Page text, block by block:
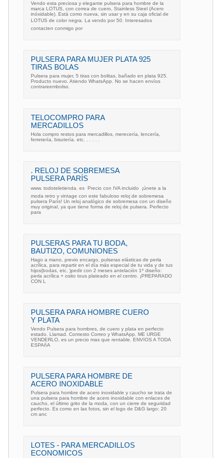
Vendo esta preciosa y elegante pulsera para hombre de la
marca LOTUS, con correa de cuero, Stainless Steel (Acero
inóxidable). Está como nueva, sin usar y en su caja oficial de
LOTUS de color negra. La vendo por 50. Interesados
contacten conmigo por
PULSERA PARA MUJER PLATA 925
TIRAS BOLAS
Pulsera para mujer, 5 tiras con bolitas, bañado en plata 925.
Producto nuevo. Atiendo WhatsApp. No se hacen envíos
contrareembolso.
TELOCOMPRO PARA
MERCADILLOS
Hola compro restos para mercadillos, merecería, lencería,
ferretería, bisutería. etc. . . . . .
. RELOJ DE SOBREMESA
PULSERA PARÍS
www. todoteletienda. es  Precio con IVA incluido  ¡únete a la
moda retro y vintage con este fabuloso reloj de sobremesa
pulsera París! Un reloj analógico de sobremesa con un diseño
muy original, ya que tiene forma de reloj de pulsera. Perfecto
para
PULSERAS PARA TU BODA,
BAUTIZO, COMUNIONES
Hago a mano, previo encargo, pulseras elásticas de perla
acrílica, para repartir en el día más especial de tu vida y de tus
hijos(bodas, etc. )pedir con 2 meses antelación 1º diseño:
perla acrílica + osito tous plateado en el centro. ¡PREPARADO
CON L
PULSERA PARA HOMBRE CUERO
Y PLATA
Vendo Pulsera para hombres, de cuero y plata en perfecto
estado. Llamad. Contesto Correo y WhatsApp. ME URGE
VENDERLO, es un precio mas que rentable. ENVIOS A TODA
ESPAñA
PULSERA PARA HOMBRE DE
ACERO INOXIDABLE
Pulsera para hombre de acero inoxidable y caucho se trata de
una pulsera para hombre de acero inoxidable con enlaces de
caucho, el último grito de la moda, con un cierre de seguridad
perfecto. Es como en las fotos, sin el logo de D&G largo: 20
cm anc
LOTES - PARA MERCADILLOS
ECONOMICOS